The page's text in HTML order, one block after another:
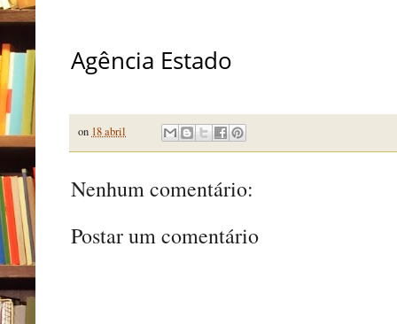
Agência Estado
on 18 abril
Nenhum comentário:
Postar um comentário